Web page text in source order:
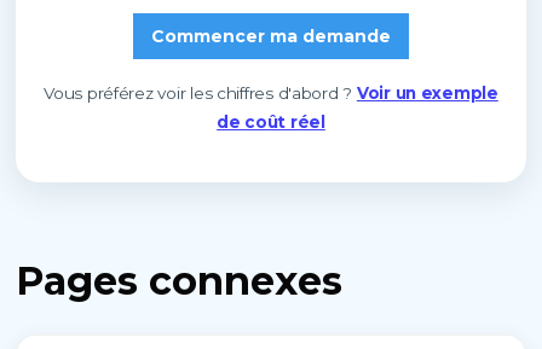
Commencer ma demande
Vous préférez voir les chiffres d'abord ? Voir un exemple
de coût réel
Pages connexes